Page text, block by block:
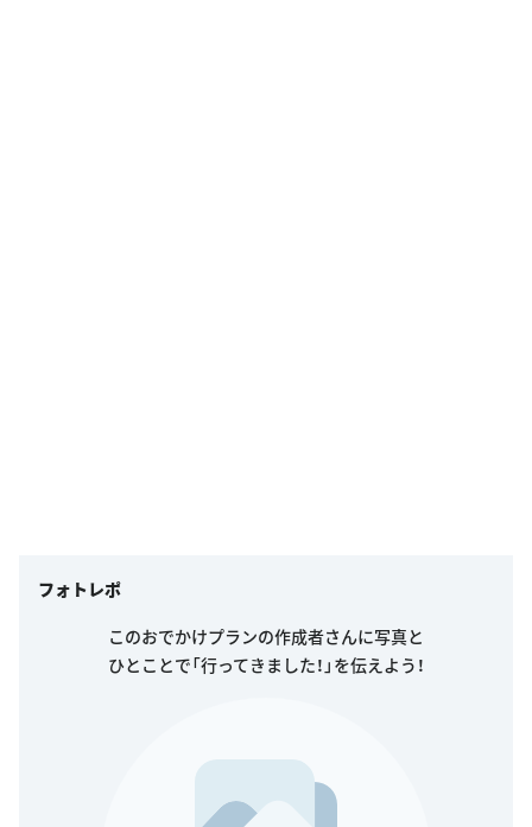
フォトレポ
このおでかけプランの作成者さんに写真と
ひとことで「行ってきました！」を伝えよう！